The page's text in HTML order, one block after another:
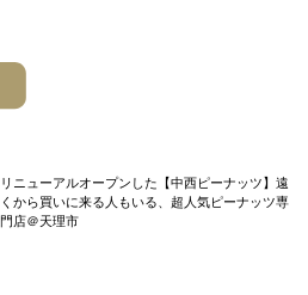
リニューアルオープンした【中西ピーナッツ】遠
くから買いに来る人もいる、超人気ピーナッツ専
門店＠天理市